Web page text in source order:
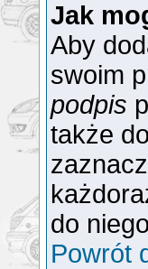
Jak
Aby
swoim
podpis
także
do
Powrót